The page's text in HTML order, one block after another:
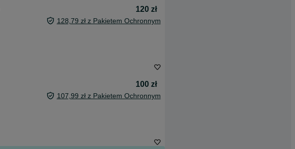
120 zł
128,79 zł z Pakietem Ochronnym
100 zł
107,99 zł z Pakietem Ochronnym